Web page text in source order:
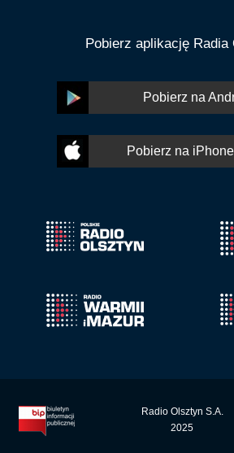
Pobierz aplikację Radia
Pobierz na
Pobierz na
Radio Olsztyn S.A.
2025